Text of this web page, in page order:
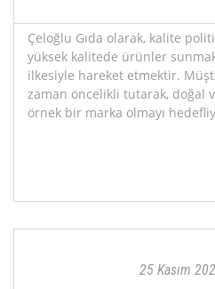
Çeloğlu Gıda olarak, kalite
yüksek kalitede ürünler
ilkesiyle hareket etmektir.
zaman öncelikli tutarak, doğal
örnek bir marka olmayı
25 Kasım